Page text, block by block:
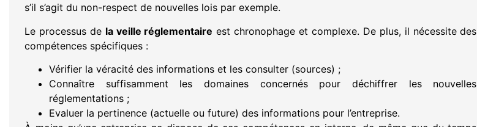
s’il s’agit du non-respect de nouvelles lois par exemple.
Le processus de la veille réglementaire est chronophage et complexe. De plus, il nécessite des
compétences spécifiques :
Vérifier la véracité des informations et les consulter (sources) ;
Connaître suffisamment les domaines concernés pour déchiffrer les nouvelles
réglementations ;
Evaluer la pertinence (actuelle ou future) des informations pour l’entreprise.